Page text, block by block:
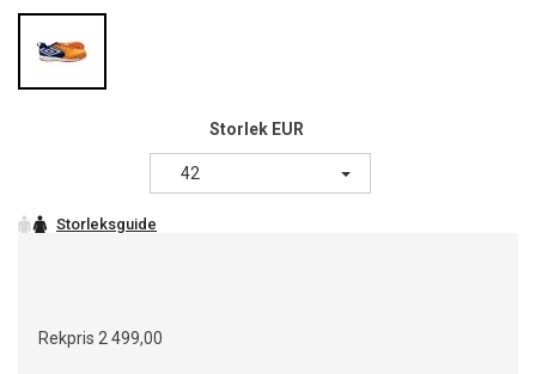
Storlek EUR
42
Rekpris 2 499,00